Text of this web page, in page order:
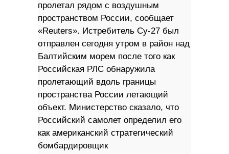
пролетал рядом с воздушным
пространством России, сообщает
«Reuters». Истребитель Су-27 был
отправлен сегодня утром в район над
Балтийским морем после того как
Российская РЛС обнаружила
пролетающий вдоль границы
пространства России летающий
объект. Министерство сказало, что
Российский самолет определил его
как американский стратегический
бомбардировщик